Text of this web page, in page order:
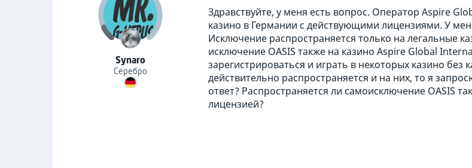
Synaro
Серебро
Здравствуйте, у меня есть вопрос. Оператор Aspire
казино в Германии с действующими лицензиями. У
Исключение распространяется только на легальные
исключение OASIS также на казино Aspire Global
зарегистрироваться и играть в некоторых казино без
действительно распространяется и на них, то я
ответ? Распространяется ли самоисключение OASIS
лицензией?